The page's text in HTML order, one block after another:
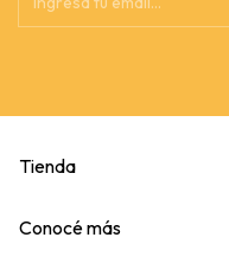
Tienda
Conocé más